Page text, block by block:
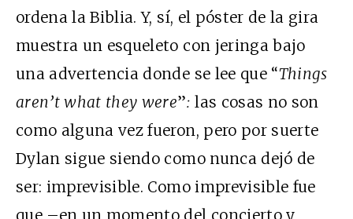
ordena la Biblia. Y, sí, el póster de la gira
muestra un esqueleto con jeringa bajo
una advertencia donde se lee que “Things
aren’t what they were”: las cosas no son
como alguna vez fueron, pero por suerte
Dylan sigue siendo como nunca dejó de
ser: imprevisible. Como imprevisible fue